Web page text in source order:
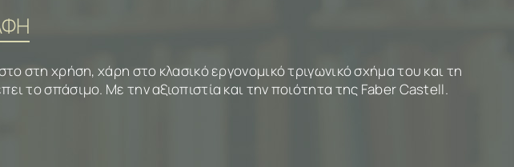
στη χρήση, χάρη στο κλασικό εργονομικό τριγωνικό σχήμα του και τη
το σπάσιμο. Με την αξιοπιστία και την ποιότητα της Faber Castell.